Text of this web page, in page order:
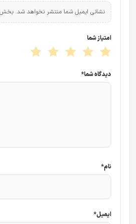
نشانی ایمیل شما منتشر نخواهد شد.
امتیاز شما
دیدگاه شما*
نام*
ایمیل*